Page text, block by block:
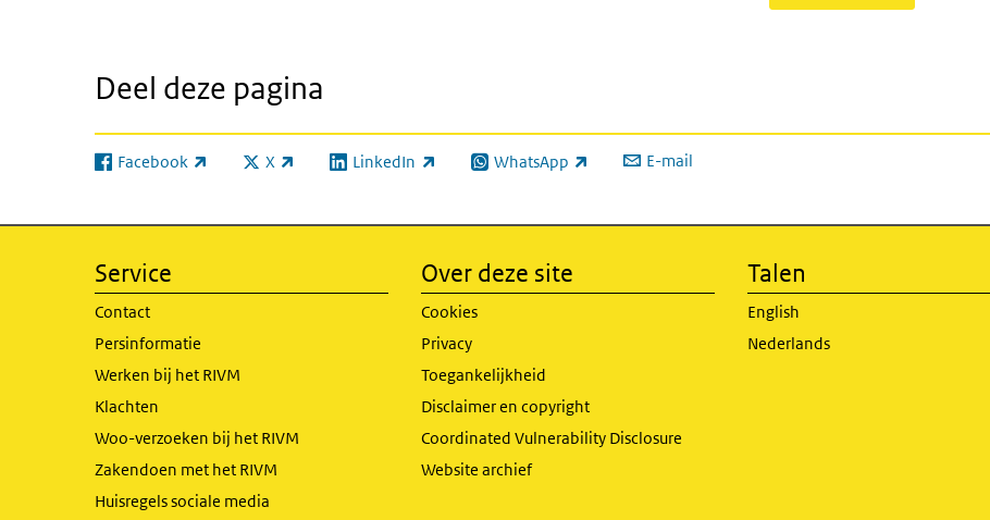
Deel deze pagina
Facebook
(externe link) X
(externe link) LinkedIn
(externe link) WhatsApp
(externe link) E-mail
Service
Contact
Persinformatie
Werken bij het RIVM
Klachten
Woo-verzoeken bij het RIVM
Zakendoen met het RIVM
Huisregels sociale media
Over deze site
Cookies
Privacy
Toegankelijkheid
Disclaimer en copyright
Coordinated Vulnerability Disclosure
Website archief
Talen
English
Nederlands